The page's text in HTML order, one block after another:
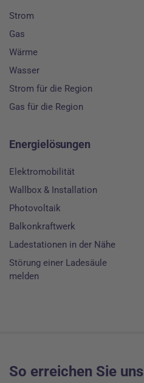
Strom
Gas
Wärme
Wasser
Strom für die Region
Gas für die Region
Energielösungen
Elektromobilität
Wallbox & Installation
Photovoltaik
Balkonkraftwerk
Ladestationen in der Nähe
Störung einer Ladesäule
melden
So erreichen Sie uns